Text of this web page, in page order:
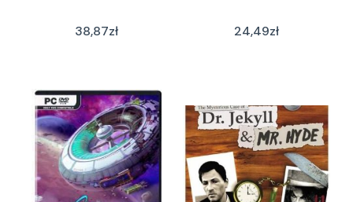
38,87zł 24,49zł